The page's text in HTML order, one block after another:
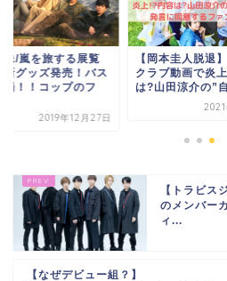
像/嵐を旅する展覧
新グッズ発売！バス
場！！コップのフ
2019年12月27日
【岡本圭人脱退
クラブ動画で炎
は?山田涼介の”
2021
【トラビス
のメンバー
ィ...
【なぜデビュー組？】